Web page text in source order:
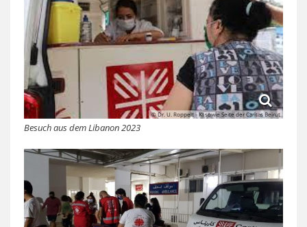
© Dr. U. Roppelt - KI sowie Seite der Caritas Beirut
Besuch aus dem Libanon 2023